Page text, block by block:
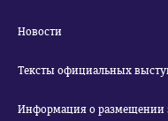
Новости
Тексты официальных
Информация о размещении